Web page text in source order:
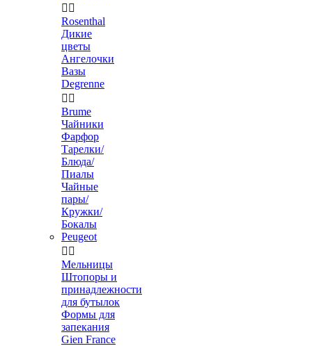
 
Rosenthal
Дикие
цветы
Ангелочки
Вазы
Degrenne
 
Brume
Чайники
Фарфор
Тарелки/
Блюда/
Пиалы
Чайные
пары/
Кружки/
Бокалы
Peugeot
 
Мельницы
Штопоры и
принадлежности
для бутылок
Формы для
запекания
Gien France